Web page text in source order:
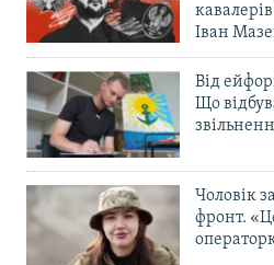
Іван
Від
Що
Чоловік
фронт.